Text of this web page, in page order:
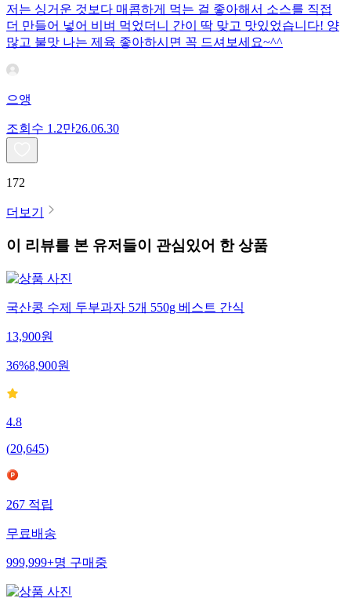
저는 싱거운 것보다 매콤하게 먹는 걸 좋아해서 소스를 직접
더 만들어 넣어 비벼 먹었더니 간이 딱 맞고 맛있었습니다! 양
많고 불맛 나는 제육 좋아하시면 꼭 드셔보세요~^^
으앵
조회수 1.2만26.06.30
172
더보기
이 리뷰를 본 유저들이 관심있어 한 상품
국산콩 수제 두부과자 5개 550g 베스트 간식
13,900원
36%8,900원
4.8
(20,645)
267 적립
무료배송
999,999+명 구매중